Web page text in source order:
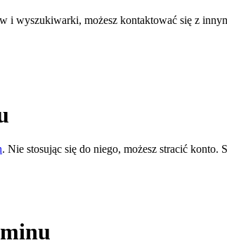
i wyszukiwarki, możesz kontaktować się z
. Nie stosując się do niego, możesz stracić